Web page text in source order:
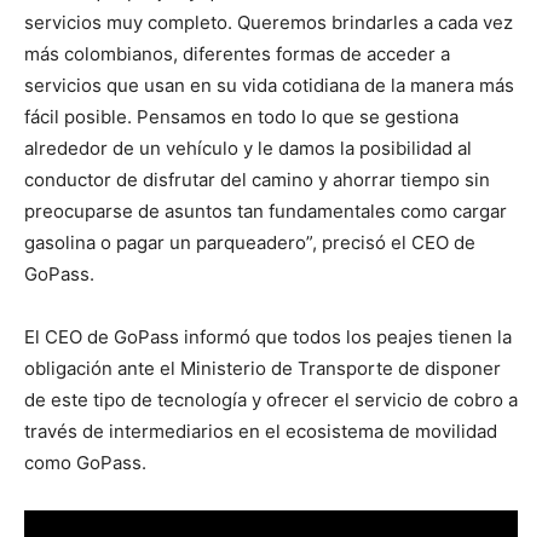
servicios muy completo. Queremos brindarles a cada vez
más colombianos, diferentes formas de acceder a
servicios que usan en su vida cotidiana de la manera más
fácil posible. Pensamos en todo lo que se gestiona
alrededor de un vehículo y le damos la posibilidad al
conductor de disfrutar del camino y ahorrar tiempo sin
preocuparse de asuntos tan fundamentales como cargar
gasolina o pagar un parqueadero”, precisó el CEO de
GoPass.
El CEO de GoPass informó que todos los peajes tienen la
obligación ante el Ministerio de Transporte de disponer
de este tipo de tecnología y ofrecer el servicio de cobro a
través de intermediarios en el ecosistema de movilidad
como GoPass.